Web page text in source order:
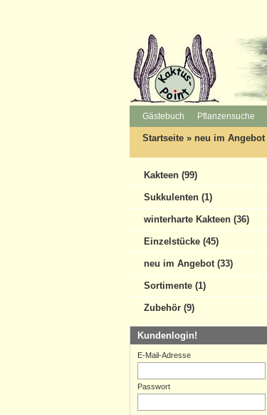
Gästebuch Pflanzensuche
Startseite » neu im Angebot
Kakteen (99)
Sukkulenten (1)
winterharte Kakteen (36)
Einzelstücke (45)
neu im Angebot (33)
Sortimente (1)
Zubehör (9)
Kundenlogin!
E-Mail-Adresse
Passwort